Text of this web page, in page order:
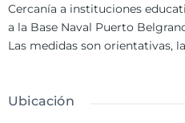
Cercanía a instituciones
a la Base Naval Puerto
Las medidas son orientativas,
Ubicación